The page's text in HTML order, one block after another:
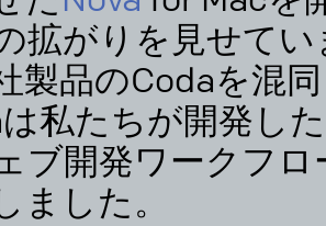
拡がりを見せて
製品のCodaを混
私たちが開発し
ブ開発ワークフ
ました。